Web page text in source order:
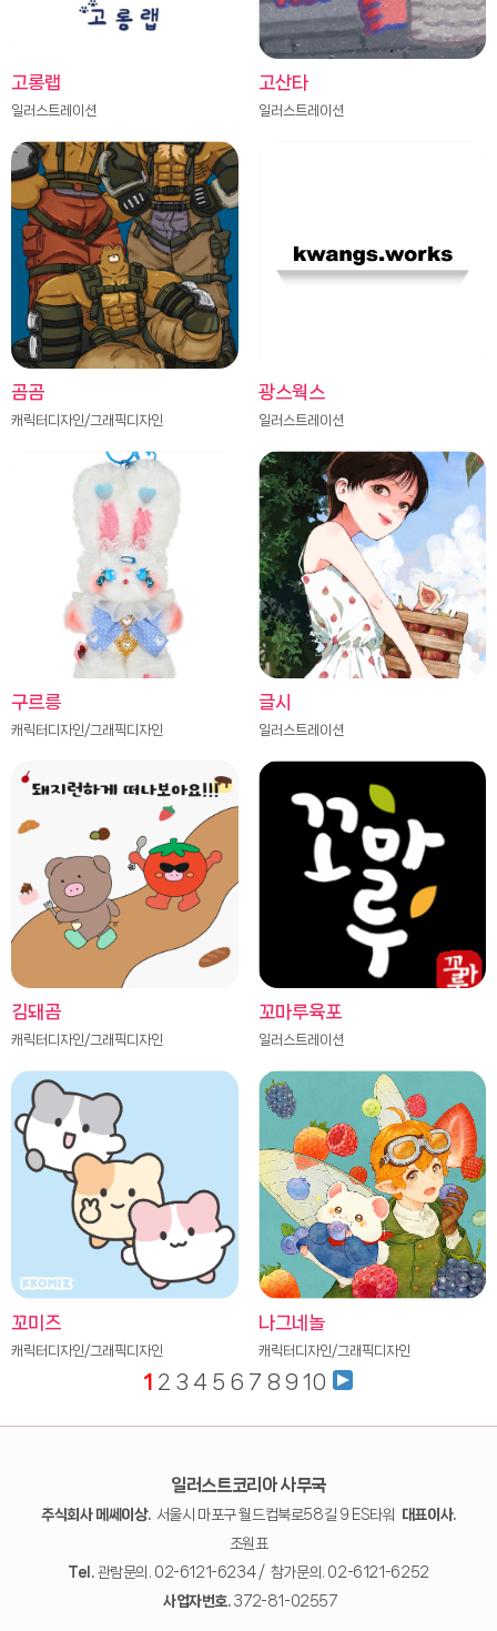
고롱랩
일러스트레이션
고산타
일러스트레이션
곰곰
캐릭터디자인/그래픽디자인
광스웍스
일러스트레이션
구르릉
캐릭터디자인/그래픽디자인
글시
일러스트레이션
김돼곰
캐릭터디자인/그래픽디자인
꼬마루육포
일러스트레이션
꼬미즈
캐릭터디자인/그래픽디자인
나그네놀
캐릭터디자인/그래픽디자인
1 2 3 4 5 6 7 8 9 10
일러스트코리아 사무국
주식회사 메쎄이상. 서울시 마포구 월드컵북로58길 9 ES타워 대표이사.
조원표
Tel.
관람문의. 02-6121-6234 / 참가문의. 02-6121-6252
사업자번호. 372-81-02557